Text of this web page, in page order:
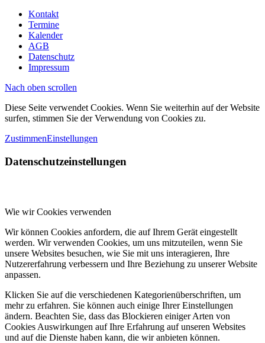
Kontakt
Termine
Kalender
AGB
Datenschutz
Impressum
Nach oben scrollen
Diese Seite verwendet Cookies. Wenn Sie weiterhin auf der Website
surfen, stimmen Sie der Verwendung von Cookies zu.
ZustimmenEinstellungen
Datenschutzeinstellungen
Wie wir Cookies verwenden
Wir können Cookies anfordern, die auf Ihrem Gerät eingestellt
werden. Wir verwenden Cookies, um uns mitzuteilen, wenn Sie
unsere Websites besuchen, wie Sie mit uns interagieren, Ihre
Nutzererfahrung verbessern und Ihre Beziehung zu unserer Website
anpassen.
Klicken Sie auf die verschiedenen Kategorienüberschriften, um
mehr zu erfahren. Sie können auch einige Ihrer Einstellungen
ändern. Beachten Sie, dass das Blockieren einiger Arten von
Cookies Auswirkungen auf Ihre Erfahrung auf unseren Websites
und auf die Dienste haben kann, die wir anbieten können.